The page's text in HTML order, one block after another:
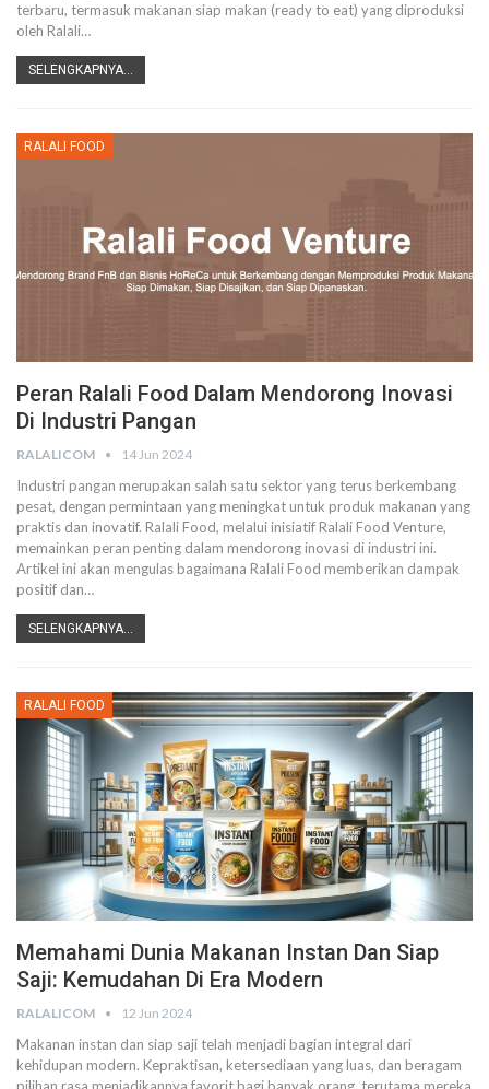
terbaru, termasuk makanan siap makan (ready to eat) yang diproduksi
oleh Ralali…
SELENGKAPNYA...
RALALI FOOD
Peran Ralali Food Dalam Mendorong Inovasi
Di Industri Pangan
RALALICOM 14 Jun 2024
Industri pangan merupakan salah satu sektor yang terus berkembang
pesat, dengan permintaan yang meningkat untuk produk makanan yang
praktis dan inovatif. Ralali Food, melalui inisiatif Ralali Food Venture,
memainkan peran penting dalam mendorong inovasi di industri ini.
Artikel ini akan mengulas bagaimana Ralali Food memberikan dampak
positif dan…
SELENGKAPNYA...
RALALI FOOD
Memahami Dunia Makanan Instan Dan Siap
Saji: Kemudahan Di Era Modern
RALALICOM 12 Jun 2024
Makanan instan dan siap saji telah menjadi bagian integral dari
kehidupan modern. Kepraktisan, ketersediaan yang luas, dan beragam